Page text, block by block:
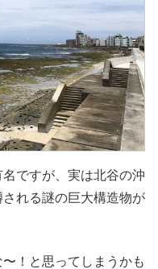
ですが、実は北谷の沖
れる謎の巨大構造物が
！と思ってしまうかも